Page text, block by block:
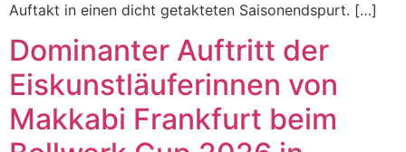
Auftakt in einen dicht getakteten Saisonendspurt. […]
Dominanter Auftritt der
Eiskunstläuferinnen von
Makkabi Frankfurt beim